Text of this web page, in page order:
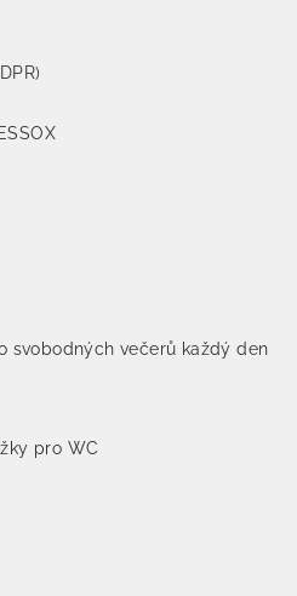
svobodných večerů každý den
pro WC